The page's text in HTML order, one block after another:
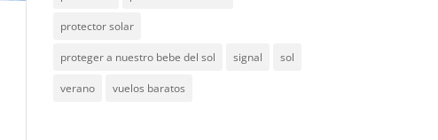
protector solar
proteger a nuestro bebe del sol signal sol
verano vuelos baratos